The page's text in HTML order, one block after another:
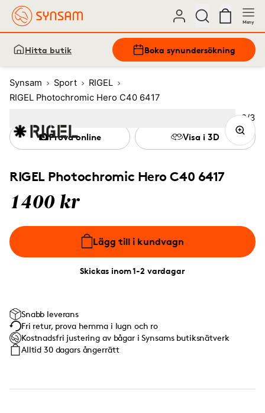
Meny
Hitta butik Boka synundersökning
Synsam Sport
RIGEL
RIGEL Photochromic Hero C40 6417
RIGEL Photochromic Hero C40 6417
1400 kr
Lägg till i kundvagn
Skickas inom 1-2 vardagar
Prova online Visa i 3D
Snabb leverans
Fri retur, prova hemma i lugn och ro
Kostnadsfri justering av bågar i Synsams butiksnätverk
Alltid 30 dagars ångerrätt
Bild
2/3
Image 3